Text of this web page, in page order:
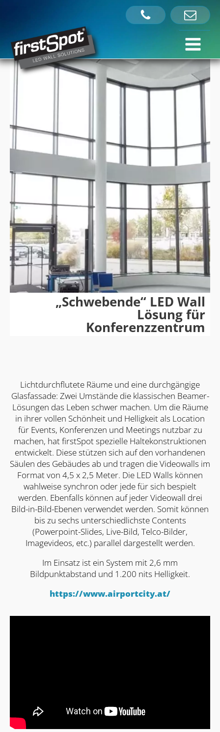
„Schwebende“ LED Wall
Lösung für
Konferenzzentrum
Lichtdurchflutete Räume und eine durchgängige
Glasfassade: Zwei Umstände die klassischen Beamer-
Lösungen das Leben schwer machen. Um die Räume
in ihrer vollen Schönheit und Helligkeit als Location
für Events, Konferenzen und Meetings nutzbar zu
machen, hat firstSpot spezielle Haltekonstruktionen
entwickelt. Diese stützen sich auf den vorhandenen
Säulen des Gebäudes ab und tragen die Videowalls im
Format von 4,5 x 2,5 Meter. Die LED Walls können
wahlweise synchron oder jede für sich bespielt
werden. Ebenfalls können auf jeder Videowall drei
Bild-in-Bild-Ebenen verwendet werden. Somit können
bis zu sechs unterschiedlichste Contents
(Powerpoint-Slides, Live-Bild, Telco-Bilder,
Imagevideos, etc.) parallel dargestellt werden.
Im Einsatz ist ein System mit 2,6 mm
Bildpunktabstand und 1.200 nits Helligkeit.
https://www.airportcity.at/